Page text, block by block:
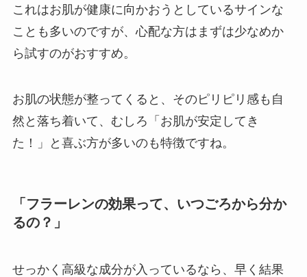
これはお肌が健康に向かおうとしているサインな
ことも多いのですが、心配な方はまずは少なめか
ら試すのがおすすめ。
お肌の状態が整ってくると、そのピリピリ感も自
然と落ち着いて、むしろ「お肌が安定してき
た！」と喜ぶ方が多いのも特徴ですね。
「フラーレンの効果って、いつごろから分か
るの？」
せっかく高級な成分が入っているなら、早く結果